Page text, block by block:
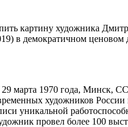
картину художника
в демократичном ценовом
марта 1970 года, Минск,
художников
уникальной
провел более 100